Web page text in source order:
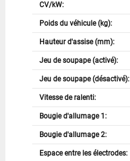
CV/kW:
Poids du véhicule (kg):
Hauteur d'assise (mm):
Jeu de soupape (activé):
Jeu de soupape (désactivé):
Vitesse de ralenti:
Bougie d'allumage 1:
Bougie d'allumage 2:
Espace entre les électrodes: